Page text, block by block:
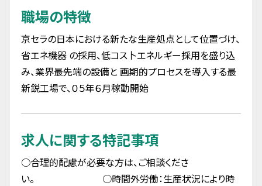
職場の特徴
京セラの日本における新たな生産処点として位置づけ、
省エネ機器 の採用、低コス卜エネルギー採用を盛り込
み、業界最先端の設備と 画期的プロセスを導入する最
新鋭工場で、０５年６月稼動開始
求人に関する特記事項
○合理的配慮が必要な方は、ご相談くださ
い。 ○時間外労働：生産状況により時